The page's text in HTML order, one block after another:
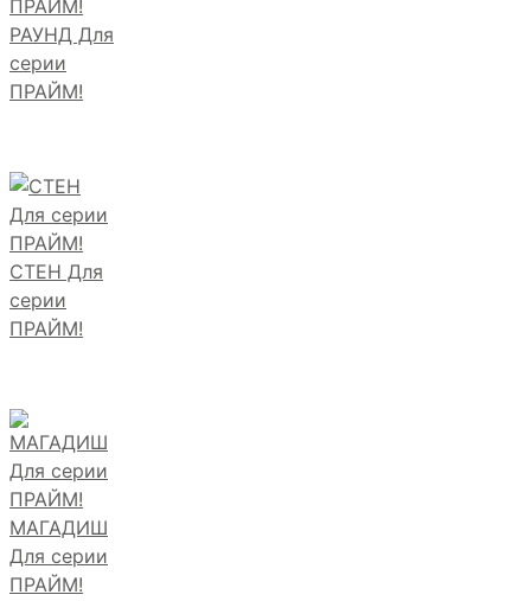
РАУНД Для
серии
ПРАЙМ!
СТЕН Для
серии
ПРАЙМ!
МАГАДИШ
Для серии
ПРАЙМ!